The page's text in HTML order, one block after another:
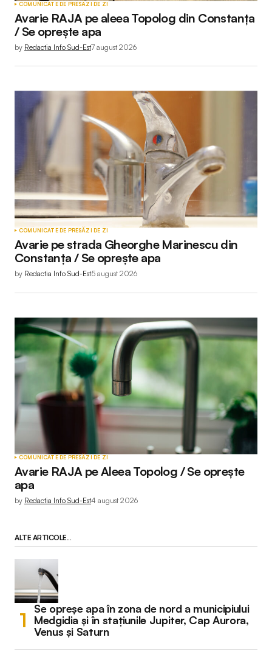
COMUNICATE DE PRESĂZI DE ZI
Avarie RAJA pe aleea Topolog din Constanța
/ Se oprește apa
by Redactia Info Sud-Est7 august 2026
COMUNICATE DE PRESĂZI DE ZI
Avarie pe strada Gheorghe Marinescu din
Constanța / Se oprește apa
by Redactia Info Sud-Est5 august 2026
COMUNICATE DE PRESĂZI DE ZI
Avarie RAJA pe Aleea Topolog / Se oprește
apa
by Redactia Info Sud-Est4 august 2026
ALTE ARTICOLE...
Se opreșe apa în zona de nord a municipiului
Medgidia și în stațiunile Jupiter, Cap Aurora,
Venus și Saturn